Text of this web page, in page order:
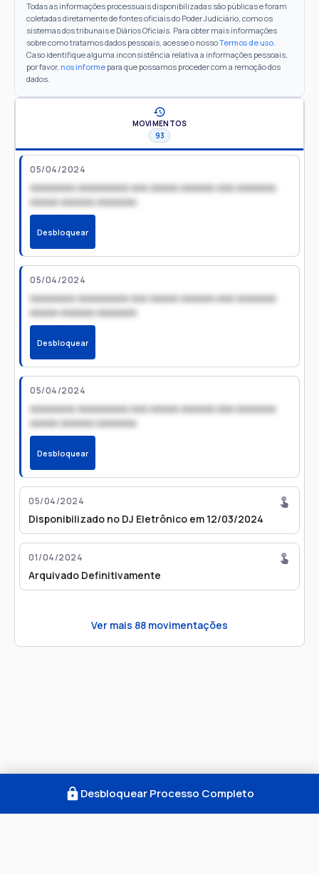
Todas as informações processuais disponibilizadas são públicas e foram
coletadas diretamente de fontes oficiais do Poder Judiciário, como os
sistemas dos tribunais e Diários Oficiais. Para obter mais informações
sobre como tratamos dados pessoais, acesse o nossoTermos de uso.
Caso identifique alguma inconsistência relativa a informações pessoais,
por favor, nos informe para que possamos proceder com a remoção dos
dados.
MOVIMENTOS
93
05/04/2024
xxxxxxxx xxxxxxxxx xxx xxxxx xxxxxx xxx xxxxxxx
xxxxx xxxxxx xxxxxxx
Desbloquear
05/04/2024
xxxxxxxx xxxxxxxxx xxx xxxxx xxxxxx xxx xxxxxxx
xxxxx xxxxxx xxxxxxx
Desbloquear
05/04/2024
xxxxxxxx xxxxxxxxx xxx xxxxx xxxxxx xxx xxxxxxx
xxxxx xxxxxx xxxxxxx
Desbloquear
05/04/2024
Disponibilizado no DJ Eletrônico em 12/03/2024
01/04/2024
Arquivado Definitivamente
Ver mais 88 movimentações
Desbloquear Processo Completo